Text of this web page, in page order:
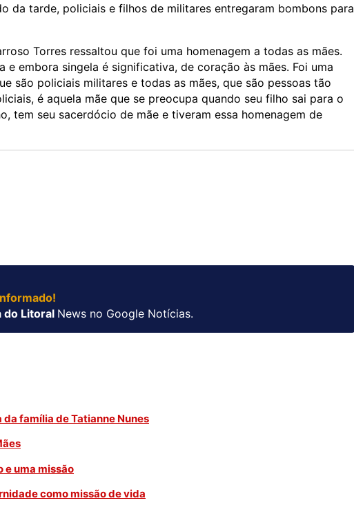
da tarde, policiais e filhos de militares entregaram bombons para
Torres ressaltou que foi uma homenagem a todas as mães.
e embora singela é significativa, de coração às mães. Foi uma
são policiais militares e todas as mães, que são pessoas tão
é aquela mãe que se preocupa quando seu filho sai para o
tem seu sacerdócio de mãe e tiveram essa homenagem de
do Litoral News no Google Notícias.
família de Tatianne Nunes
e uma missão
como missão de vida